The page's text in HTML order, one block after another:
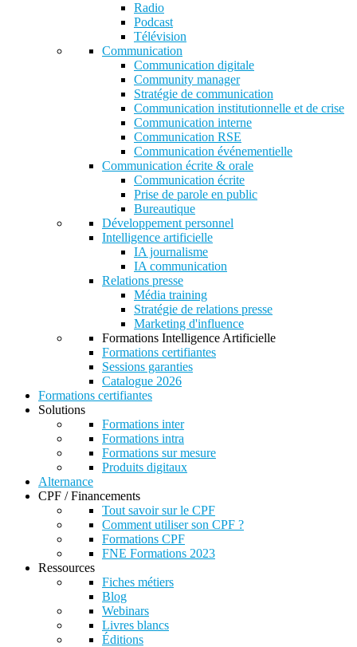
Radio
Podcast
Télévision
Communication
Communication digitale
Community manager
Stratégie de communication
Communication institutionnelle et de crise
Communication interne
Communication RSE
Communication événementielle
Communication écrite & orale
Communication écrite
Prise de parole en public
Bureautique
Développement personnel
Intelligence artificielle
IA journalisme
IA communication
Relations presse
Média training
Stratégie de relations presse
Marketing d'influence
Formations Intelligence Artificielle
Formations certifiantes
Sessions garanties
Catalogue 2026
Formations certifiantes
Solutions
Formations inter
Formations intra
Formations sur mesure
Produits digitaux
Alternance
CPF / Financements
Tout savoir sur le CPF
Comment utiliser son CPF ?
Formations CPF
FNE Formations 2023
Ressources
Fiches métiers
Blog
Webinars
Livres blancs
Éditions